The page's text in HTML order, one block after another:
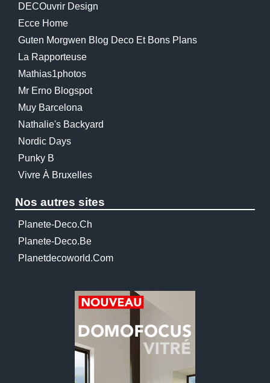
DECOuvrir Design
Ecce Home
Guten Morgwen Blog Deco Et Bons Plans
La Rapporteuse
Mathias1photos
Mr Erno Blogspot
Muy Barcelona
Nathalie's Backyard
Nordic Days
Punky B
Vivre À Bruxelles
Nos autres sites
Planete-Deco.ch
Planete-Deco.be
Planetdecoworld.com